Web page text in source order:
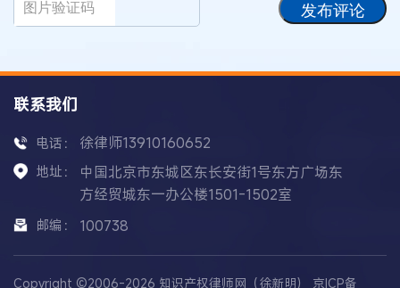
发布评论
联系我们
电话： 徐律师13910160652
地址：
中国北京市东城区东长安街1号东方广场东
方经贸城东一办公楼1501-1502室
邮编： 100738
Copyright ©2006-2026 知识产权律师网（徐新明） 京ICP备